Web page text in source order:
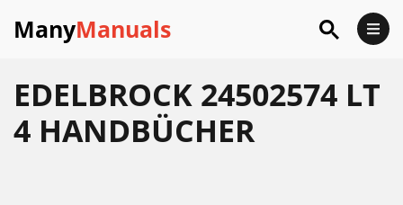
ManyManuals
EDELBROCK 24502574 LT
4 HANDBÜCHER